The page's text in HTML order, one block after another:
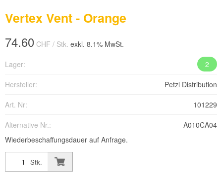
Vertex Vent - Orange
74.60 CHF / Stk. exkl. 8.1% MwSt.
Lager: 2
Hersteller: Petzl Distribution
Art. Nr: 101229
Alternative Nr.:
A010CA04
Wiederbeschaffungsdauer auf Anfrage.
Stk.